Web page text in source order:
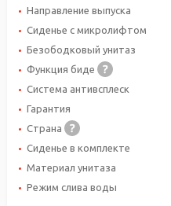
Направление выпуска
Сиденье с микролифтом
Безободковый унитаз
Функция биде
Система антивсплеск
Гарантия
Страна
Сиденье в комплекте
Материал унитаза
Режим слива воды